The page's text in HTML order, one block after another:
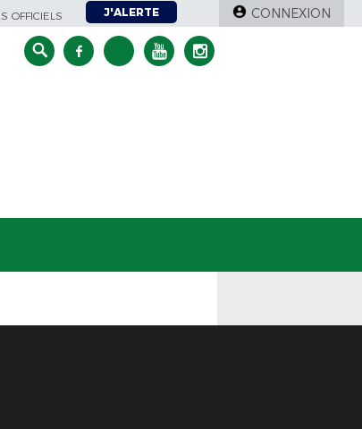
OFFICIELS J'ALERTE CONNEXION